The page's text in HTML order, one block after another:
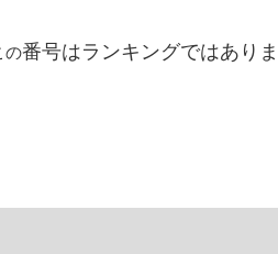
の番号はランキングではありま